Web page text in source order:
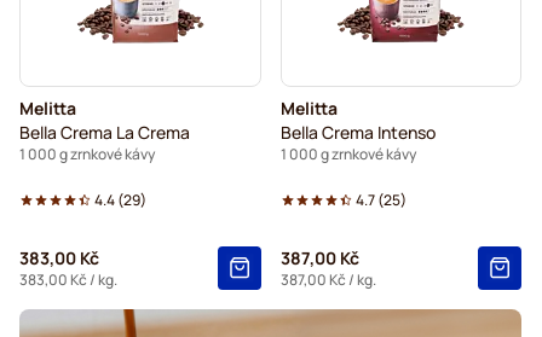
Gimoka zrnková káva Zrnková káva Kaffekapslen
Melitta
Bella Crema La Crema
1 000 g zrnkové kávy
4.4(29)
383,00 Kč
383,00 Kč / kg.
Melitta
Bella Crema Intenso
1 000 g zrnkové kávy
4.7(25)
387,00 Kč
387,00 Kč / kg.